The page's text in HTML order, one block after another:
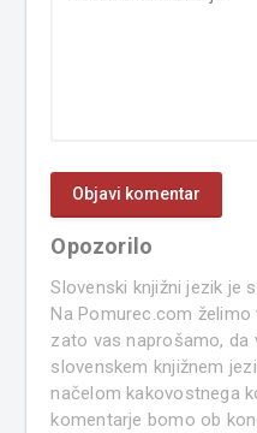
Opozorilo
Slovenski knjižni jezik je
Na Pomurec.com
zato vas naprošamo, da
slovenskem knjižnem
načelom kakovostnega
komentarje bomo ob